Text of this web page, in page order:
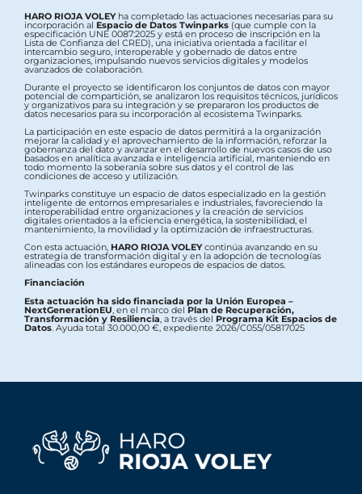
HARO RIOJA VOLEYha completado las actuaciones necesarias para su
incorporación al Espacio de Datos Twinparks (que cumple con la
especificación UNE 0087:2025 y está en proceso de inscripción en la
Lista de Confianza del CRED), una iniciativa orientada a facilitar el
intercambio seguro, interoperable y gobernado de datos entre
organizaciones, impulsando nuevos servicios digitales y modelos
avanzados de colaboración.
Durante el proyecto se identificaron los conjuntos de datos con mayor
potencial de compartición, se analizaron los requisitos técnicos, jurídicos
y organizativos para su integración y se prepararon los productos de
datos necesarios para su incorporación al ecosistema Twinparks.
La participación en este espacio de datos permitirá a la organización
mejorar la calidad y el aprovechamiento de la información, reforzar la
gobernanza del dato y avanzar en el desarrollo de nuevos casos de uso
basados en analítica avanzada e inteligencia artificial, manteniendo en
todo momento la soberanía sobre sus datos y el control de las
condiciones de acceso y utilización.
Twinparks constituye un espacio de datos especializado en la gestión
inteligente de entornos empresariales e industriales, favoreciendo la
interoperabilidad entre organizaciones y la creación de servicios
digitales orientados a la eficiencia energética, la sostenibilidad, el
mantenimiento, la movilidad y la optimización de infraestructuras.
Con esta actuación, HARO RIOJA VOLEYcontinúa avanzando en su
estrategia de transformación digital y en la adopción de tecnologías
alineadas con los estándares europeos de espacios de datos.
Financiación
Esta actuación ha sido financiada por la Unión Europea –
NextGenerationEU , en el marco delPlan de Recuperación,
Transformación y Resiliencia , a través del Programa Kit Espacios de
Datos . Ayuda total 30.000,00 €, expediente 2026/C055/05817025